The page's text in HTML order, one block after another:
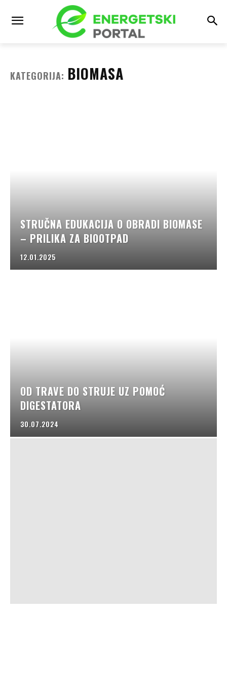
KATEGORIJA: BIOMASA
STRUČNA EDUKACIJA O OBRADI BIOMASE
– PRILIKA ZA BIOOTPAD
12.01.2025
OD TRAVE DO STRUJE UZ POMOĆ
DIGESTATORA
30.07.2024